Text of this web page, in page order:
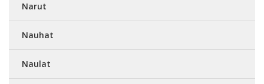
Narut
Nauhat
Naulat